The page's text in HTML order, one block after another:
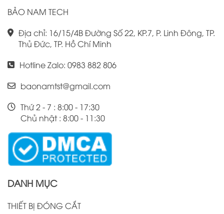
BẢO NAM TECH
Địa chỉ: 16/15/4B Đường Số 22, KP.7, P. Linh Đông, TP.
Thủ Đức, TP. Hồ Chí Minh
Hotline Zalo: 0983 882 806
baonamtst@gmail.com
Thứ 2 - 7 : 8:00 - 17:30
Chủ nhật : 8:00 - 11:30
DANH MỤC
THIẾT BỊ ĐÓNG CẮT